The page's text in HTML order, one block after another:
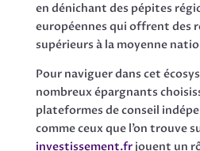
en dénichant des pépites
européennes qui offrent des
supérieurs à la moyenne
Pour naviguer dans cet
nombreux épargnants
plateformes de conseil
comme ceux que l’on trouve
investissement.frjouent un